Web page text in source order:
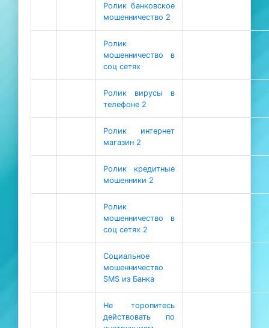
Ролик банковское
мошенничество 2
Ролик
мошенничество в
соц сетях
Ролик вирусы в
телефоне 2
Ролик интернет
магазин 2
Ролик кредитные
мошенники 2
Ролик
мошенничество в
соц сетях 2
Социальное
мошенничество
SMS из Банка
Не торопитесь
действовать по